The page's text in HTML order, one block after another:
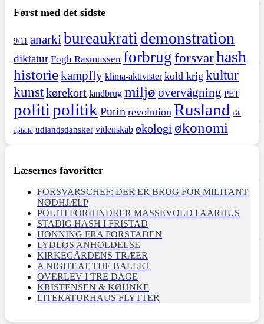
Først med det sidste
9/11 anarki bureaukrati demonstration
diktatur Fogh Rasmussen forbrugforsvarhash
historiekampfly klima-aktivister kold krig kultur
kunstkørekort landbrug miljø overvågning PET
politipolitik Putin revolution Rusland tålt
ophold udlandsdansker videnskab økologi økonomi
Læsernes favoritter
FORSVARSCHEF: DER ER BRUG FOR MILITANT
NØDHJÆLP
POLITI FORHINDRER MASSEVOLD I AARHUS
STADIG HASH I FRISTAD
HONNING FRA FORSTADEN
LYDLØS ANHOLDELSE
KIRKEGÅRDENS TRÆER
A NIGHT AT THE BALLET
OVERLEV I TRE DAGE
KRISTENSEN & KØHNKE
LITERATURHAUS FLYTTER